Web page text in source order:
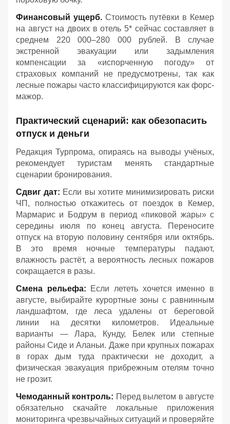
Финансовый ущерб. Стоимость путёвки в Кемер
на август на двоих в отель 5* сейчас составляет в
среднем 220 000–280 000 рублей. В случае
экстренной эвакуации или задымления
компенсации за «испорченную погоду» от
страховых компаний не предусмотрены, так как
лесные пожары часто классифицируются как форс-
мажор.
Практический сценарий: как обезопасить
отпуск и деньги
Редакция Турпрома, опираясь на выводы учёных,
рекомендует туристам менять стандартные
сценарии бронирования.
Сдвиг дат: Если вы хотите минимизировать риски
ЧП, полностью откажитесь от поездок в Кемер,
Мармарис и Бодрум в период «пиковой жары» с
середины июля по конец августа. Переносите
отпуск на вторую половину сентября или октябрь.
В это время ночные температуры падают,
влажность растёт, а вероятность лесных пожаров
сокращается в разы.
Смена рельефа: Если лететь хочется именно в
августе, выбирайте курортные зоны с равнинным
ландшафтом, где леса удалены от береговой
линии на десятки километров. Идеальные
варианты — Лара, Кунду, Белек или степные
районы Сиде и Аланьи. Даже при крупных пожарах
в горах дым туда практически не доходит, а
физическая эвакуация прибрежным отелям точно
не грозит.
Чемоданный контроль: Перед вылетом в августе
обязательно скачайте локальные приложения
мониторинга чрезвычайных ситуаций и проверяйте